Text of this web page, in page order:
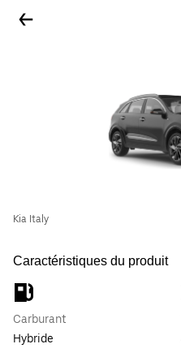
Kia Italy
Caractéristiques du produit
Carburant
Hybride